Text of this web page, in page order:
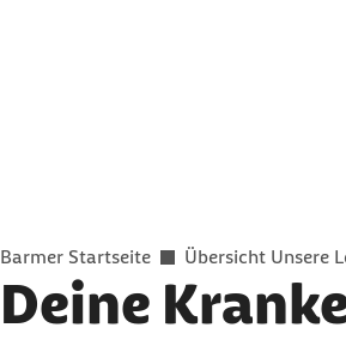
Sie befinden sich hier:
Barmer Startseite Übersicht Unsere
Deine